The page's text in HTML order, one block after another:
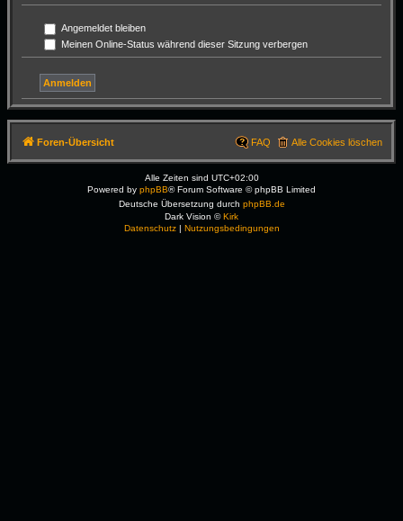
Angemeldet bleiben
Meinen Online-Status während dieser Sitzung verbergen
Foren-Übersicht Alle Cookies löschen
FAQ
Alle Zeiten sind UTC+02:00
Powered by phpBB® Forum Software © phpBB Limited
Deutsche Übersetzung durch phpBB.de
Dark Vision ©Kirk
Datenschutz| Nutzungsbedingungen